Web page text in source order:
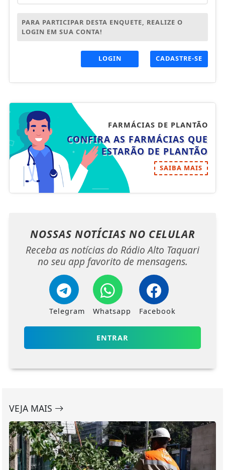
PARA PARTICIPAR DESTA ENQUETE, REALIZE O
LOGIN EM SUA CONTA!
LOGIN CADASTRE-SE
FARMÁCIAS DE PLANTÃO
CONFIRA AS FARMÁCIAS QUE
ESTARÃO DE PLANTÃO
SAIBA MAIS
NOSSAS NOTÍCIAS NO CELULAR
Receba as notícias do Rádio Alto Taquari
no seu app favorito de mensagens.
Telegram Whatsapp Facebook
ENTRAR
VEJA MAIS